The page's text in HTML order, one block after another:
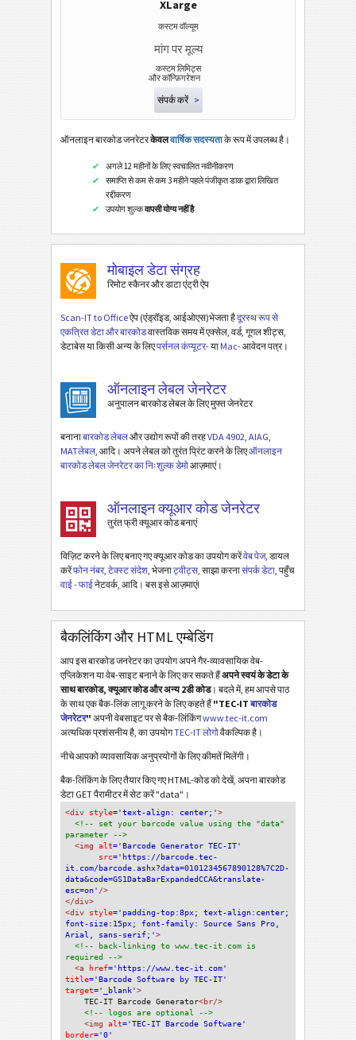
XLarge
कस्टम वॉल्यूम
मांग पर मूल्य
कस्टम लिमिट्स
और कॉन्फ़िगरेशन
संपर्क करें >
ऑनलाइन बारकोड जनरेटरकेवलवार्षिक सदस्यताके रूप में उपलब्ध है।
अगले 12 महीनों के लिए स्वचालित नवीनीकरण
समाप्ति से कम से कम 3 महीने पहले पंजीकृत डाक द्वारा लिखित
रद्दीकरण
उपयोग शुल्कवापसी योग्य नहीं है
मोबाइल डेटा संग्रह
रिमोट स्कैनर और डाटा एंट्री ऐप
Scan-IT to Officeऐप (एंड्रॉइड, आईओएस)भेजता हैदूरस्थ रूप से
एकत्रित डेटा और बारकोडवास्तविक समय में एक्सेल, वर्ड, गूगल शीट्स,
डेटाबेस या किसी अन्य के लिएपर्सनल कंप्यूटर-या Mac-आवेदन पत्र।
ऑनलाइन लेबल जेनरेटर
अनुपालन बारकोड लेबल के लिए मुफ्त जेनरेटर
बनानाबारकोड लेबलऔर उद्योग रूपों की तरहVDA 4902 AIAG
MATलेबल , आदि। अपने लेबल को तुरंत प्रिंट करने के लिएऑनलाइन
बारकोड लेबल जेनरेटर का निःशुल्क डेमोआज़माएं।
ऑनलाइन क्यूआर कोड जेनरेटर
तुरंत फ्री क्यूआर कोड बनाएं
विज़िट करने के लिए बनाए गए क्यूआर कोड का उपयोग करेंवेब पेज, डायल
करेंफोन नंबर, टेक्स्ट संदेश , भेजनाट्वीट्स , साझा करनासंपर्क डेटा , पहुँच
वाई - फाईनेटवर्क, आदि। बस इसे आज़माएं!
बैकलिंकिंग और HTML एम्बेडिंग
आप इस बारकोड जनरेटर का उपयोग अपने गैर-व्यावसायिक वेब-
एप्लिकेशन या वेब-साइट बनाने के लिए कर सकते हैंअपने स्वयं के डेटा के
साथ बारकोड, क्यूआर कोड और अन्य 2डी कोड। बदले में, हम आपसे पाठ
के साथ एक बैक-लिंक लागू करने के लिए कहते हैं"TEC-IT बारकोड
जेनरेटर" अपनी वेबसाइट पर से बैक-लिंकिंगwww.tec-it.com
अत्यधिक प्रशंसनीय है, का उपयोगTEC-IT लोगोवैकल्पिक है।
नीचे आपको व्यावसायिक अनुप्रयोगों के लिए कीमतें मिलेंगी।
बैक-लिंकिंग के लिए तैयार किए गए HTML-कोड को देखें, अपना बारकोड
डेटा GET पैरामीटर में सेट करें "data"।
<div style='text-align: center;'>
<!-- set your barcode value using the "data"
parameter -->
<img alt='Barcode Generator TEC-IT'
src='https://barcode.tec-
it.com/barcode.ashx?data=0101234567890128%7C2D-
data&code=GS1DataBarExpandedCCA&translate-
esc=on' />
</div>
<div style='padding-top:8px; text-align:center;
font-size:15px; font-family: Source Sans Pro,
Arial, sans-serif;'>
<!-- back-linking to www.tec-it.com is
required -->
<a href='https://www.tec-it.com'
title='Barcode Software by TEC-IT'
target='_blank'>
TEC-IT Barcode Generator<br/>
<!-- logos are optional -->
<img alt='TEC-IT Barcode Software'
border='0'